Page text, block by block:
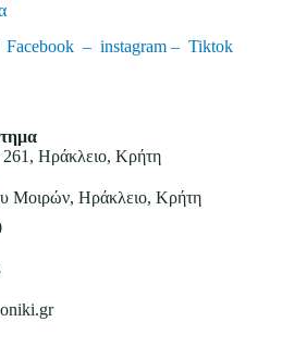
Facebook – instagram – Tiktok
Ηράκλειο, Κρήτη
Μοιρών, Ηράκλειο, Κρήτη